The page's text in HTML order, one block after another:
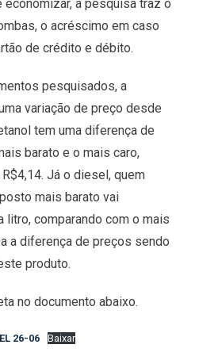
a pesquisa traz o
o acréscimo em caso
de crédito e débito.
pesquisados, a
variação de preço desde
tem uma diferença de
barato e o mais caro,
Já o diesel, quem
mais barato vai
litro, comparando com o mais
a diferença de preços sendo
produto.
no documento abaixo.
26-06 Baixar